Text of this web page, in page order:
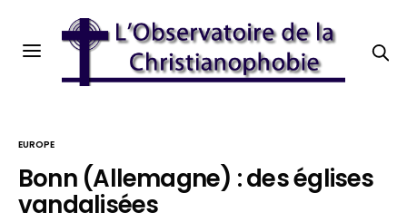
EUROPE
Bonn (Allemagne) : des églises
vandalisées